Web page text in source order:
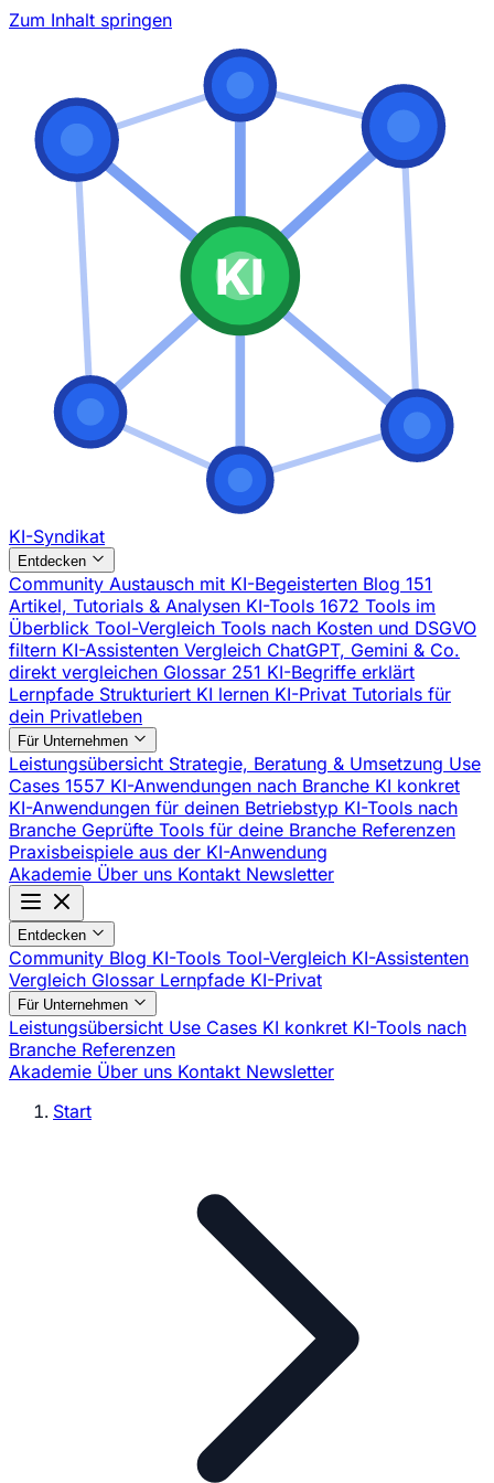
Zum Inhalt springen
KI
KI-Syndikat
Entdecken
Community Austausch mit KI-Begeisterten Blog 151
Artikel, Tutorials & Analysen KI-Tools 1672 Tools im
Überblick Tool-Vergleich Tools nach Kosten und DSGVO
filtern KI-Assistenten Vergleich ChatGPT, Gemini & Co.
direkt vergleichen Glossar 251 KI-Begriffe erklärt
Lernpfade Strukturiert KI lernen KI-Privat Tutorials für
dein Privatleben
Für Unternehmen
Leistungsübersicht Strategie, Beratung & Umsetzung Use
Cases 1557 KI-Anwendungen nach Branche KI konkret
KI-Anwendungen für deinen Betriebstyp KI-Tools nach
Branche Geprüfte Tools für deine Branche Referenzen
Praxisbeispiele aus der KI-Anwendung
Akademie Über uns Kontakt Newsletter
Entdecken
Community Blog KI-Tools Tool-Vergleich KI-Assistenten
Vergleich Glossar Lernpfade KI-Privat
Für Unternehmen
Leistungsübersicht Use Cases KI konkret KI-Tools nach
Branche Referenzen
Akademie Über uns Kontakt Newsletter
Start